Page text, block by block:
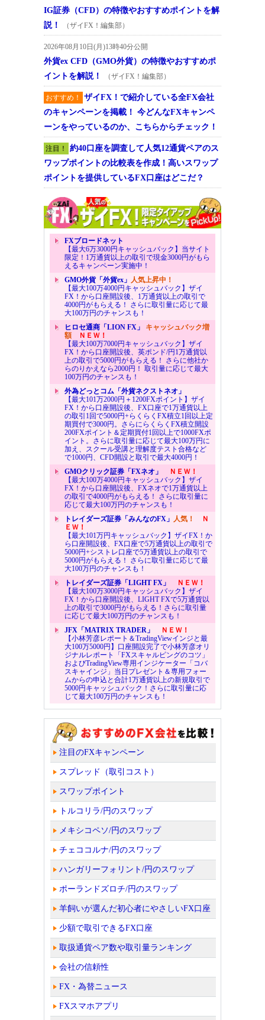
IG証券（CFD）の特徴やおすすめポイントを解
説！
（ザイFX！編集部）
2026年08月10日(月)13時40分公開
外貨ex CFD（GMO外貨）の特徴やおすすめポ
イントを解説！
（ザイFX！編集部）
おすすめ！
ザイFX！で紹介している全FX会社
のキャンペーンを掲載！ 今どんなFXキャンペ
ーンをやっているのか、こちらからチェック！
注目！
約40口座を調査して人気12通貨ペアのス
ワップポイントの比較表を作成！高いスワップ
ポイントを提供しているFX口座はどこだ？
FXブロードネット
【最大6万3000円キャッシュバック】当サイト
限定！1万通貨以上の取引で現金3000円がもら
えるキャンペーン実施中！
GMO外貨「外貨ex」 人気上昇中！
【最大100万4000円キャッシュバック】ザイ
FX！から口座開設後、1万通貨以上の取引で
4000円がもらえる！ さらに取引量に応じて最
大100万円のチャンスも！
ヒロセ通商「LION FX」 キャッシュバック増
額ＮＥＷ！
【最大100万7000円キャッシュバック】ザイ
FX！から口座開設後、英ポンド/円1万通貨以
上の取引で5000円がもらえる！ さらに他社か
らのりかえなら2000円！ 取引量に応じて最大
100万円のチャンスも！
外為どっとコム「外貨ネクストネオ」
【最大101万2000円＋1200FXポイント】ザイ
FX！から口座開設後、FX口座で1万通貨以上
の取引1回で5000円+らくらくFX積立1回以上定
期買付で3000円。さらにらくらくFX積立開設
200FXポイント＆定期買付1回以上で1000FXポ
イント。さらに取引量に応じて最大100万円に
加え、スクール受講と理解度テスト合格など
で1000円、CFD開設と取引で最大4000円！
GMOクリック証券「FXネオ」
ＮＥＷ！
【最大100万4000円キャッシュバック】ザイ
FX！から口座開設後、FXネオで1万通貨以上
の取引で4000円がもらえる！ さらに取引量に
応じて最大100万円のチャンスも！
トレイダーズ証券「みんなのFX」 人気！
Ｎ
ＥＷ！
【最大101万円キャッシュバック】ザイFX！か
ら口座開設後、FX口座で5万通貨以上の取引で
5000円+シストレ口座で5万通貨以上の取引で
5000円がもらえる！ さらに取引量に応じて最
大100万円のチャンスも！
トレイダーズ証券「LIGHT FX」
ＮＥＷ！
【最大100万3000円キャッシュバック】ザイ
FX！から口座開設後、LIGHT FXで5万通貨以
上の取引で3000円がもらえる！さらに取引量
に応じて最大100万円のチャンスも！
JFX「MATRIX TRADER」
ＮＥＷ！
【小林芳彦レポート＆TradingViewインジと最
大100万5000円】口座開設完了で小林芳彦オリ
ジナルレポート「FXスキャルピングのコツ」
およびTradingView専用インジケーター「コバ
スキャインジ」当日プレゼント＆専用フォー
ムからの申込と合計1万通貨以上の新規取引で
5000円キャッシュバック！さらに取引量に応
じて最大100万円のチャンスも！
注目のFXキャンペーン
スプレッド（取引コスト）
スワップポイント
トルコリラ/円のスワップ
メキシコペソ/円のスワップ
チェココルナ/円のスワップ
ハンガリーフォリント/円のスワップ
ポーランドズロチ/円のスワップ
羊飼いが選んだ初心者にやさしいFX口座
少額で取引できるFX口座
取扱通貨ペア数や取引量ランキング
会社の信頼性
FX・為替ニュース
FXスマホアプリ